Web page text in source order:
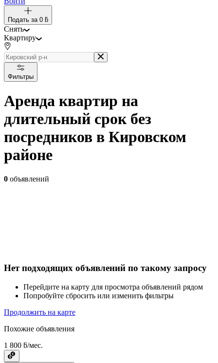
Подать за 0 ƃ
Снять
Квартиру
Фильтры
Аренда квартир на
длительный срок без
посредников в Кировском
районе
0 объявлений
Нет подходящих объявлений по такому запросу
Перейдите на карту для просмотра объявлений рядом
Попробуйте сбросить или изменить фильтры
Продолжить на карте
Похожие объявления
1 800 ƃ/мес.